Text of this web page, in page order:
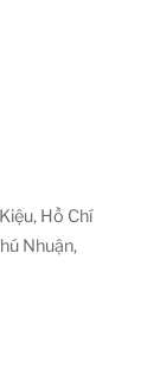
Hồ Chí
Nhuận,